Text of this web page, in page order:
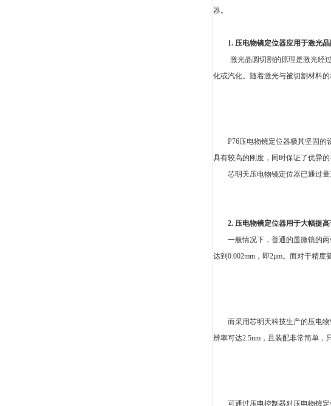
器。
1. 压电物镜定位器应用于激光晶
激光晶圆切割的原理是激光经
化或汽化。随着激光与被切割材料
P76压电物镜定位器极其坚固的
具有较高的刚度，同时保证了优异的
芯明天压电物镜定位器已通过
2. 压电物镜定位器用于大幅提
一般情况下，普通的显微镜的
达到 0.002mm，即2μm。而对于精度
而采用芯明天科技生产的压电
辨率可达2.5nm，且装配非常简单，
可通过压电控制器对压电物镜